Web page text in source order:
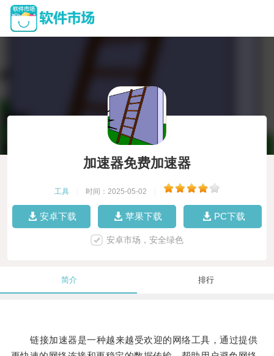
加速器免费加速器
工具 时间：2025-05-02
安卓下载 苹果下载 PC下载
安卓市场，安全绿色
简介 排行
链接加速器是一种越来越受欢迎的网络工具，通过提供